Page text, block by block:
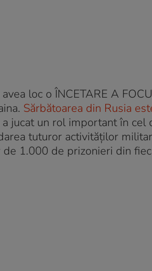
loc o ÎNCETARE A
Sărbătoarea din Rusia
a jucat un rol important în
tuturor activităților
1.000 de prizonieri din